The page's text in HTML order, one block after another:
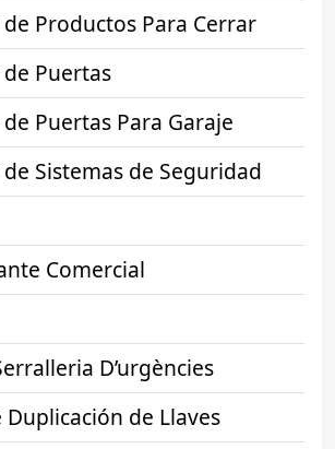
Productos Para Cerrar
Puertas
Puertas Para Garaje
Sistemas de Seguridad
Comercial
D’urgències
Duplicación de Llaves